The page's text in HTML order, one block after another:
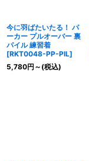
今に羽ばたいたる！ パ
ーカー プルオーバー 裏
パイル 練習着
[RKT0048-PP-PIL]
5,780円 ～ (税込)